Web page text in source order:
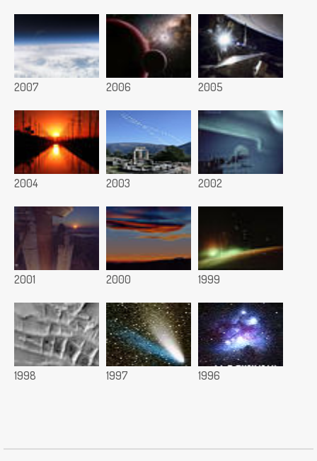
2007 2006 2005
2004 2003 2002
2001 2000 1999
1998 1997 1996